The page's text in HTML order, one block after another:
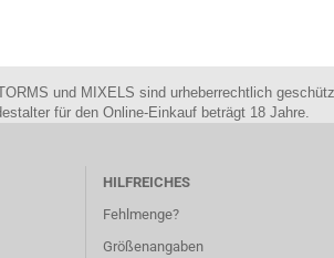
und MIXELS sind urheberrechtlich
für den Online-Einkauf beträgt 18 Jahre.
HILFREICHES
Fehlmenge?
Größenangaben